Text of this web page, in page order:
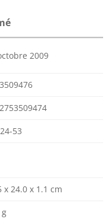
2009
53
x 24.0 x 1.1 cm
g